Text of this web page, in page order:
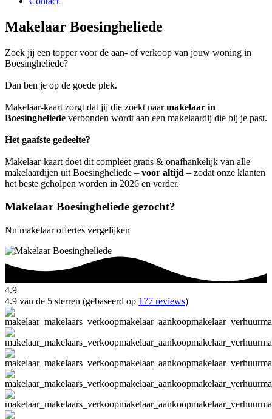
Makelaar Boesingheliede
Zoek jij een topper voor de aan- of verkoop van jouw woning in
Boesingheliede?
Dan ben je op de goede plek.
Makelaar-kaart zorgt dat jij die zoekt naarmakelaar in
Boesingheliede verbonden wordt aan een makelaardij die bij je past.
Het gaafste gedeelte?
Makelaar-kaart doet dit compleet gratis & onafhankelijk van alle
makelaardijen uit Boesingheliede – voor altijd – zodat onze klanten
het beste geholpen worden in 2026 en verder.
Makelaar Boesingheliede gezocht?
Nu makelaar offertes vergelijken
4.9
4.9 van de 5 sterren (gebaseerd op 177 reviews)